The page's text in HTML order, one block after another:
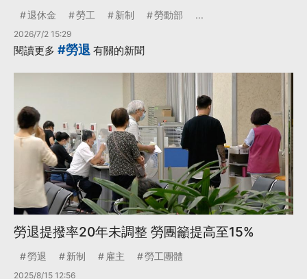
退休金 勞工 新制 勞動部 ...
2026/7/2 15:29
閱讀更多 #勞退 有關的新聞
勞退提撥率20年未調整 勞團籲提高至15%
勞退 新制 雇主 勞工團體
2025/8/15 12:56